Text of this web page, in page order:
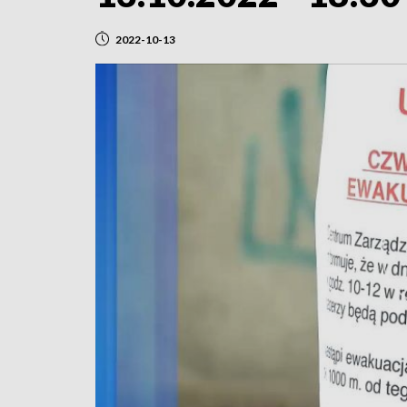
2022-10-13